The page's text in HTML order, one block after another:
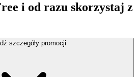
i od razu skorzystaj z
szczegóły promocji